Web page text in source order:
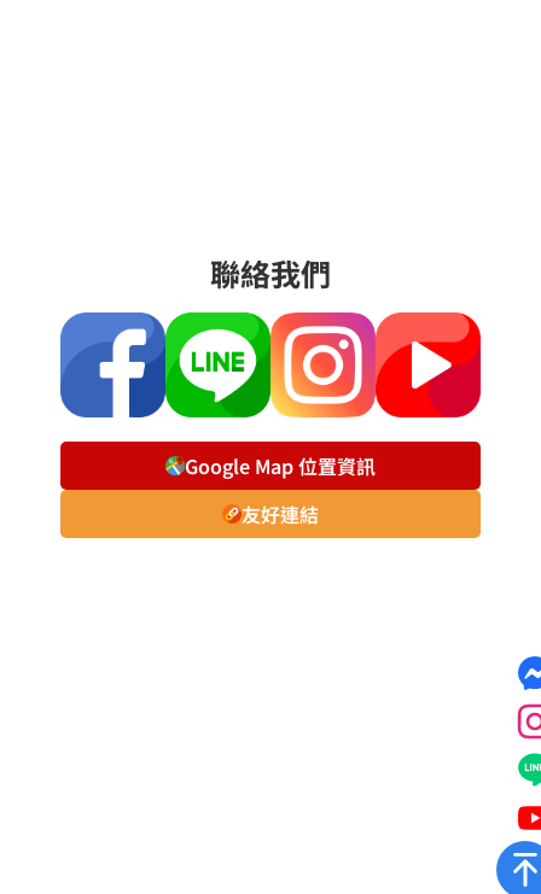
聯絡我們
Google Map 位置資訊
友好連結